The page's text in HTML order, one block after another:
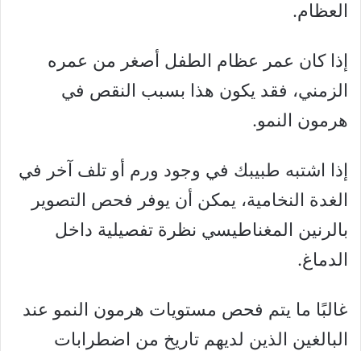
العظام.
إذا كان عمر عظام الطفل أصغر من عمره
الزمني، فقد يكون هذا بسبب النقص في
هرمون النمو.
إذا اشتبه طبيبك في وجود ورم أو تلف آخر في
الغدة النخامية، يمكن أن يوفر فحص التصوير
بالرنين المغناطيسي نظرة تفصيلية داخل
الدماغ.
غالبًا ما يتم فحص مستويات هرمون النمو عند
البالغين الذين لديهم تاريخ من اضطرابات